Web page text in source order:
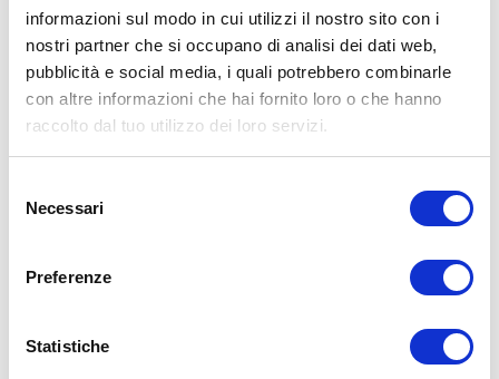
informazioni sul modo in cui utilizzi il nostro sito con i
nostri partner che si occupano di analisi dei dati web,
pubblicità e social media, i quali potrebbero combinarle
con altre informazioni che hai fornito loro o che hanno
raccolto dal tuo utilizzo dei loro servizi.
delNecessari
Preferenze
Statistiche
degli pneumatici estivi dai 2 ai 3 mm di
residuo battistrada permettendo al
pneumatico di continuare a lavorare in
sicurezza sopratutto sul bagnato.
Per gli pneumatici invernali il suggerimento
quanto il pneumatico al di sotto di questi mm
chimiche che lo rendono realmente efficace
MARCATURE
SUL FIANCO DELLO